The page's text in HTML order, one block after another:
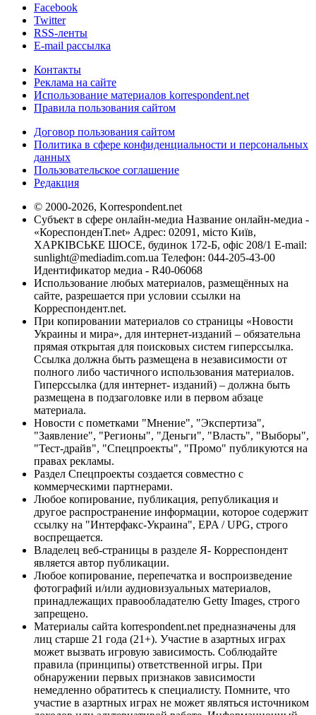
Facebook
Twitter
RSS-ленты
E-mail рассылка
Контакты
Реклама на сайте
Использование материалов korrespondent.net
Правила пользования сайтом
Договор пользования сайтом
Политика в сфере конфиденциальности и персональных
данных
Пользовательское соглашение
Редакция
© 2000-2026, Korrespondent.net
Субъект в сфере онлайн-медиа Название онлайн-медиа -
«КореспонденТ.net» Адрес: 02091, місто Київ,
ХАРКІВСЬКЕ ШОСЕ, будинок 172-Б, офіс 208/1 E-mail:
sunlight@mediadim.com.ua Телефон: 044-205-43-00
Идентификатор медиа - R40-06068
Использование любых материалов, размещённых на
сайте, разрешается при условии ссылки на
Корреспондент.net.
При копировании материалов со страницы «Новости
Украины и мира», для интернет-изданий – обязательна
прямая открытая для поисковых систем гиперссылка.
Ссылка должна быть размещена в независимости от
полного либо частичного использования материалов.
Гиперссылка (для интернет- изданий) – должна быть
размещена в подзаголовке или в первом абзаце
материала.
Новости с пометками "Мнение", "Экспертиза",
"Заявление", "Регионы", "Деньги", "Власть", "Выборы",
"Тест-драйв", "Спецпроекты", "Промо" публикуются на
правах рекламы.
Раздел Спецпроекты создается совместно с
коммерческими партнерами.
Любое копирование, публикация, републикация и
другое распространение информации, которое содержит
ссылку на "Интерфакс-Украина", EPA / UPG, строго
воспрещается.
Владелец веб-страницы в разделе Я- Корреспондент
является автор публикации.
Любое копирование, перепечатка и воспроизведение
фотографий и/или аудиовизуальных материалов,
принадлежащих правообладателю Getty Images, строго
запрещено.
Материалы сайта korrespondent.net предназначены для
лиц старше 21 года (21+). Участие в азартных играх
может вызвать игровую зависимость. Соблюдайте
правила (принципы) ответственной игры. При
обнаружении первых признаков зависимости
немедленно обратитесь к специалисту. Помните, что
участие в азартных играх не может являться источником